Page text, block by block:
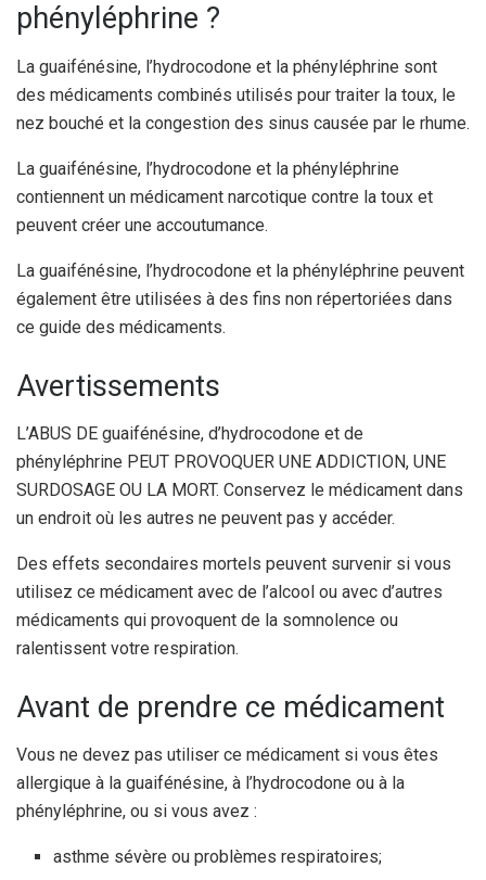
phényléphrine ?
La guaifénésine, l’hydrocodone et la phényléphrine sont
des médicaments combinés utilisés pour traiter la toux, le
nez bouché et la congestion des sinus causée par le rhume.
La guaifénésine, l’hydrocodone et la phényléphrine
contiennent un médicament narcotique contre la toux et
peuvent créer une accoutumance.
La guaifénésine, l’hydrocodone et la phényléphrine peuvent
également être utilisées à des fins non répertoriées dans
ce guide des médicaments.
Avertissements
L’ABUS DE guaifénésine, d’hydrocodone et de
phényléphrine PEUT PROVOQUER UNE ADDICTION, UNE
SURDOSAGE OU LA MORT. Conservez le médicament dans
un endroit où les autres ne peuvent pas y accéder.
Des effets secondaires mortels peuvent survenir si vous
utilisez ce médicament avec de l’alcool ou avec d’autres
médicaments qui provoquent de la somnolence ou
ralentissent votre respiration.
Avant de prendre ce médicament
Vous ne devez pas utiliser ce médicament si vous êtes
allergique à la guaifénésine, à l’hydrocodone ou à la
phényléphrine, ou si vous avez :
asthme sévère ou problèmes respiratoires;